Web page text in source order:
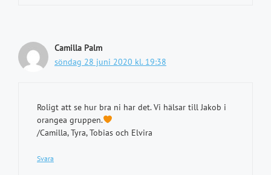
Camilla Palm
söndag 28 juni 2020 kl. 19:38
Roligt att se hur bra ni har det. Vi hälsar till Jakob i
orangea gruppen.
/Camilla, Tyra, Tobias och Elvira
Svara